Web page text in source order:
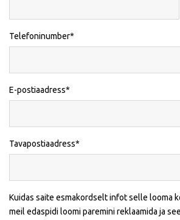
Telefoninumber
E-postiaadress
Tavapostiaadress
Kuidas saite esmakordselt infot selle looma
meil edaspidi loomi paremini reklaamida ja